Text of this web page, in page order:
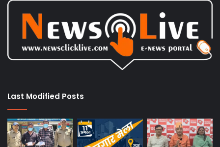
Last Modified Posts